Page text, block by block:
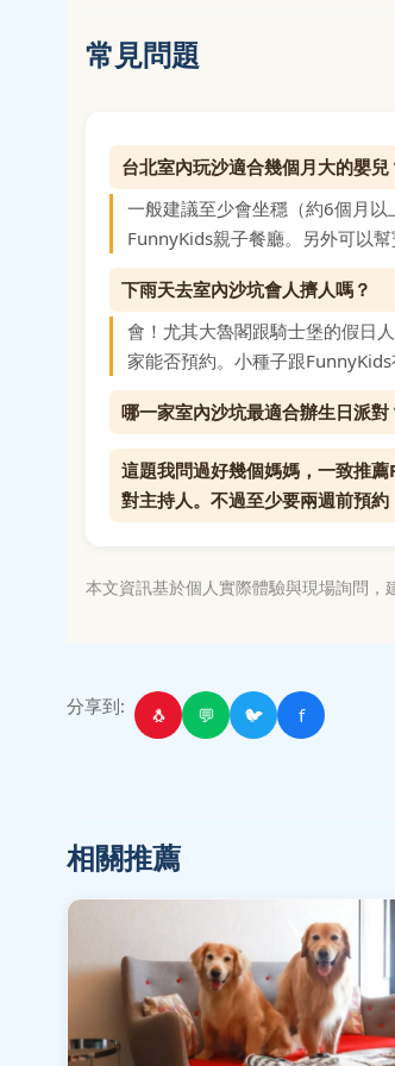
常見問題
台北室內玩沙適合幾個月大的嬰兒
一般建議至少會坐穩（約6個月
FunnyKids親子餐廳。另外可以
下雨天去室內沙坑會人擠人嗎？
會！尤其大魯閣跟騎士堡的假日
家能否預約。小種子跟FunnyKids
哪一家室內沙坑最適合辦生日派對
這題我問過好幾個媽媽，一致推
對主持人。不過至少要兩週前預約
本文資訊基於個人實際體驗與現場詢問，
分享到: 🐧 💬 🐦 f
相關推薦